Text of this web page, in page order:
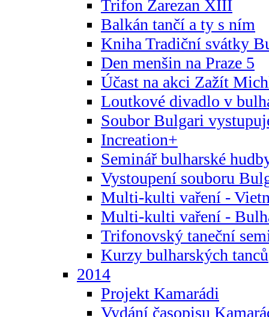
Trifon Zarezan XIII
Balkán tančí a ty s ním
Kniha Tradiční svátky
Den menšin na Praze 5
Účast na akci Zažít
Loutkové divadlo v
Soubor Bulgari
Increation+
Seminář bulharské
Vystoupení souboru
Multi-kulti vaření -
Multi-kulti vaření -
Trifonovský taneční
Kurzy bulharských tanců
2014
Projekt Kamarádi
Vydání časopisu